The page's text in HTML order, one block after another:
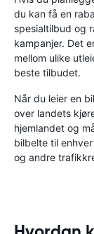
du kan få en
spesialtilbud og
kampanjer. Det
mellom ulike
beste tilbudet.
Når du leier en
over landets
hjemlandet og
bilbelte til
og andre